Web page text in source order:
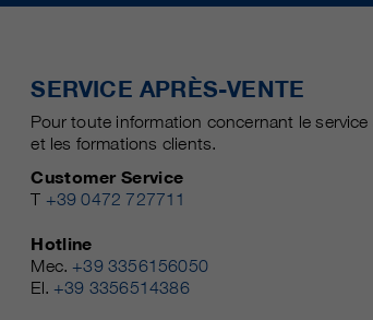
SERVICE APRÈS-VENTE
Pour toute information concernant le
et les formations clients.
Customer Service
T +39 0472 727711
Hotline
Mec. +39 3356156050
El. +39 3356514386